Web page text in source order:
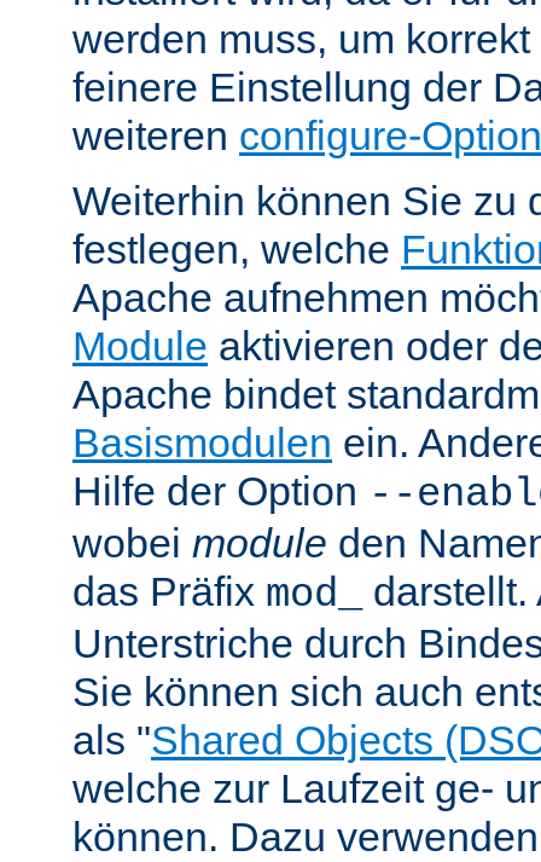
werden muss, um
feinere Einstellung der
weiteren configure-
Weiterhin können Sie zu
festlegen, welche
Apache aufnehmen
Module aktivieren oder
Apache bindet
Basismodulen ein.
Hilfe der Option --
wobei module den
das Präfix mod_
darstellt.
Unterstriche durch
Sie können sich auch
als "Shared Objects
welche zur Laufzeit ge-
können. Dazu